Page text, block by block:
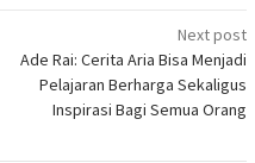
Next post
Ade Rai: Cerita Aria Bisa Menjadi
Pelajaran Berharga Sekaligus
Inspirasi Bagi Semua Orang